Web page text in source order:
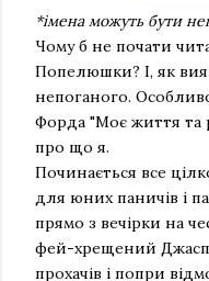
*імена можуть бути
Чому б не почати
Попелюшки? І, як
непоганого.
Форда "Моє життя та
про що я.
Починається все
для юних паничів і
прямо з вечірки на
фей-хрещений
прохачів і попри